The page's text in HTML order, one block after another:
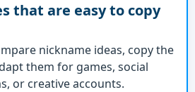
that are easy to copy
nickname ideas, copy the
them for games, social
or creative accounts.